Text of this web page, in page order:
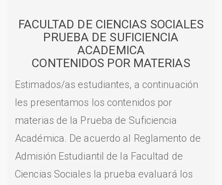
FACULTAD DE CIENCIAS SOCIALES
PRUEBA DE SUFICIENCIA
ACADEMICA
CONTENIDOS POR MATERIAS
Estimados/as estudiantes, a continuación
les presentamos los contenidos por
materias de la Prueba de Suficiencia
Académica. De acuerdo al Reglamento de
Admisión Estudiantil de la Facultad de
Ciencias Sociales la prueba evaluará los